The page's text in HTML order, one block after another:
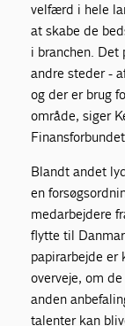
velfærd i hele
at skabe de
i branchen. Det
andre steder -
og der er brug
område, siger
Blandt andet
en
medarbejdere
flytte til
papirarbejde er
overveje, om
anden
talenter kan